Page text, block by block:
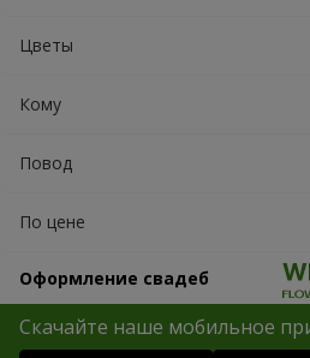
Цветы
Кому
Повод
По цене
Оформление свадеб
Скачайте наше мобильное